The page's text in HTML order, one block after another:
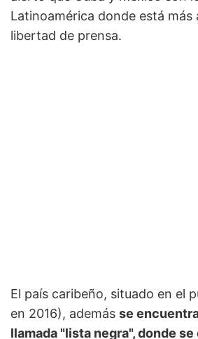
Latinoamérica donde está más
libertad de prensa.
El país caribeño, situado en el
en 2016), además se
llamada "lista negra", donde